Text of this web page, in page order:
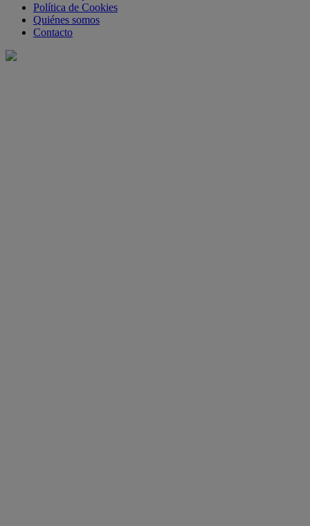
Política de Cookies
Quiénes somos
Contacto